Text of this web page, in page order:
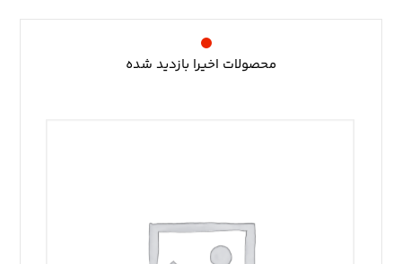
محصولات اخیرا بازدید شده